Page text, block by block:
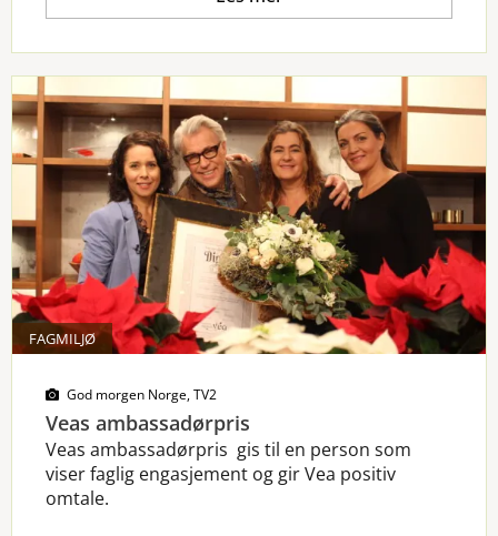
FAGMILJØ
God morgen Norge, TV2
Veas ambassadørpris
Veas ambassadørpris gis til en person som
viser faglig engasjement og gir Vea positiv
omtale.